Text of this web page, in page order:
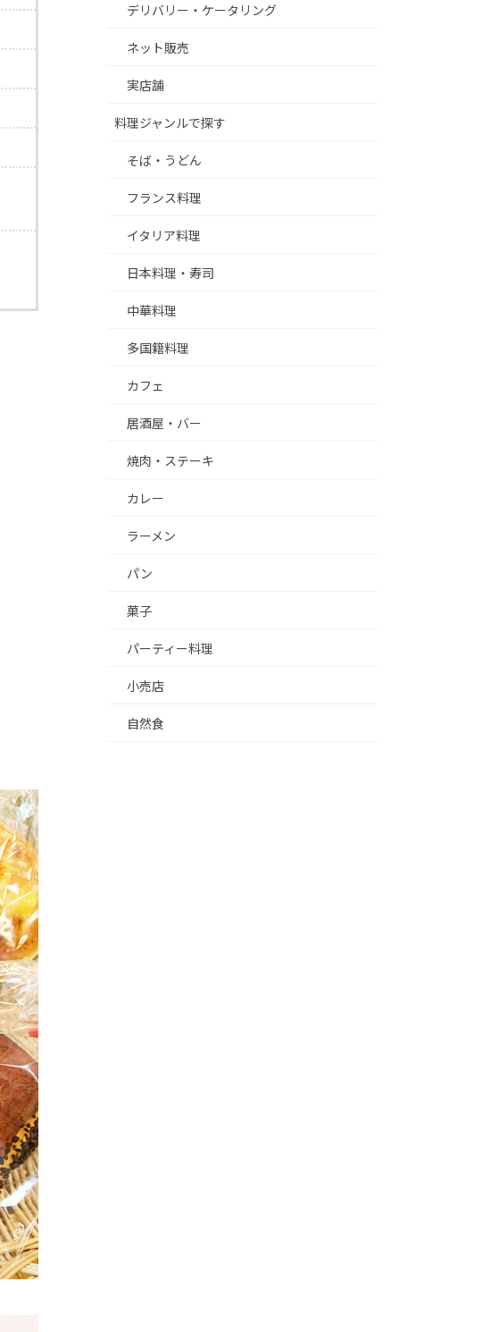
デリバリー・ケータリング
ネット販売
実店舗
料理ジャンルで探す
そば・うどん
フランス料理
イタリア料理
日本料理・寿司
中華料理
多国籍料理
カフェ
居酒屋・バー
焼肉・ステーキ
カレー
ラーメン
パン
菓子
パーティー料理
小売店
自然食